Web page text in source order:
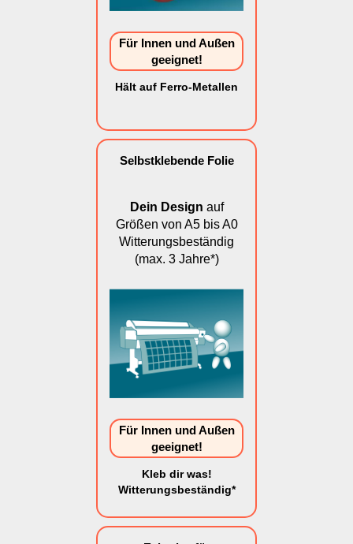
Für Innen und Außen
geeignet!
Hält auf Ferro-Metallen
Selbstklebende Folie
Dein Design auf
Größen von A5 bis A0
Witterungsbeständig
(max. 3 Jahre*)
Für Innen und Außen
geeignet!
Kleb dir was!
Witterungsbeständig*